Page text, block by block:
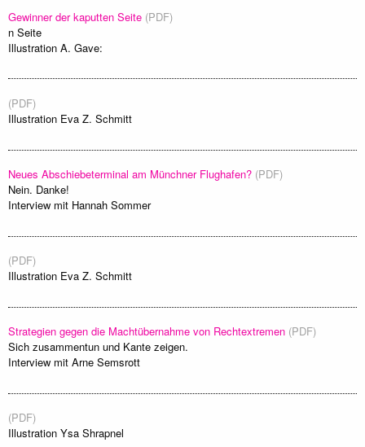
Gewinner der kaputten Seite (PDF)
n Seite
Illustration A. Gave:
(PDF)
Illustration Eva Z. Schmitt
Neues Abschiebeterminal am Münchner Flughafen? (PDF)
Nein. Danke!
Interview mit Hannah Sommer
(PDF)
Illustration Eva Z. Schmitt
Strategien gegen die Machtübernahme von Rechtextremen (PDF)
Sich zusammentun und Kante zeigen.
Interview mit Arne Semsrott
(PDF)
Illustration Ysa Shrapnel